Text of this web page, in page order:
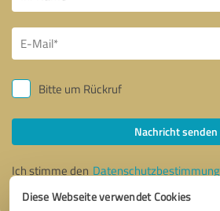
Diese Webseite verwendet Cookies
Bitte um Rückruf
Nachricht senden
Ich stimme den